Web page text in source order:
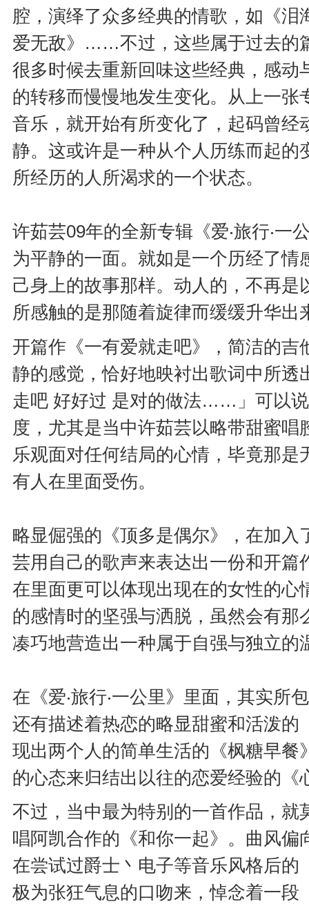
腔，演绎了众多经典的情歌，如《
爱无敌》……不过，这些属于过去的
很多时候去重新回味这些经典，感
的转移而慢慢地发生变化。从上一
音乐，就开始有所变化了，起码曾
静。这或许是一种从个人历练而起
所经历的人所渴求的一个状态。
许茹芸09年的全新专辑《爱‧旅行‧
为平静的一面。就如是一个历经了
己身上的故事那样。动人的，不再
所感触的是那随着旋律而缓缓升华
开篇作《一有爱就走吧》，简洁的吉
静的感觉，恰好地映衬出歌词中所透
走吧 好好过 是对的做法……」可以
度，尤其是当中许茹芸以略带甜蜜
乐观面对任何结局的心情，毕竟那是
有人在里面受伤。
略显倔强的《顶多是偶尔》，在加入
芸用自己的歌声来表达出一份和开篇
在里面更可以体现出现在的女性的心
的感情时的坚强与洒脱，虽然会有那
凑巧地营造出一种属于自强与独立的
在《爱‧旅行‧一公里》里面，其实所
还有描述着热恋的略显甜蜜和活泼
现出两个人的简单生活的《枫糖早
的心态来归结出以往的恋爱经验的《
不过，当中最为特别的一首作品，
唱阿凯合作的《和你一起》。曲风
在尝试过爵士丶电子等音乐风格后
极为张狂气息的口吻来，悼念着一